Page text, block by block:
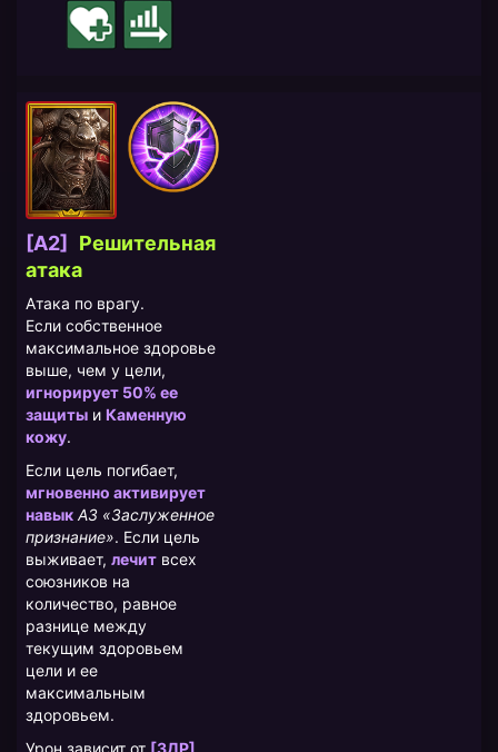
[A2]
Решительная
атака
Атака по врагу.
Если собственное
максимальное здоровье
выше, чем у цели,
игнорирует 50% ее
защиты и Каменную
кожу.
Если цель погибает,
мгновенно активирует
навык А3 «Заслуженное
признание». Если цель
выживает, лечит всех
союзников на
количество, равное
разнице между
текущим здоровьем
цели и ее
максимальным
здоровьем.
Урон зависит от [ЗДР]